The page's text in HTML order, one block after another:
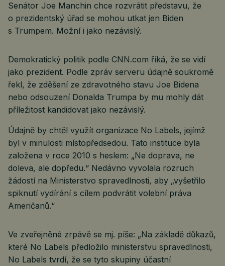
Senátor Joe Manchin chce rozvrátit představu, že
o prezidentský úřad se mohou utkat jen Biden
s Trumpem. Možní i jako nezávislý.
Demokratický politik podle CNN.com říká, že se vidí
jako prezident. Podle zpráv serveru údajně soukromě
řekl, že zděšení ze zdravotného stavu Joe Bidena
nebo odsouzení Donalda Trumpa by mu mohly dát
příležitost kandidovat jako nezávislý.
Údajně by chtěl využít organizace No Labels, jejímž
byl v minulosti místopředsedou. Tato instituce byla
založena v roce 2010 s heslem: „Ne doprava, ne
doleva, ale dopředu.“ Nedávno vyvolala rozruch
žádostí na Ministerstvo spravedlnosti, aby „vyšetřilo
spiknutí vydírání s cílem podvrátit volební práva
Američanů.“
Ve zveřejněné zrpávě se mj. píše: „Na základě důkazů,
které No Labels předložilo ministerstvu spravedlnosti,
No Labels tvrdí, že se tyto skupiny účastní